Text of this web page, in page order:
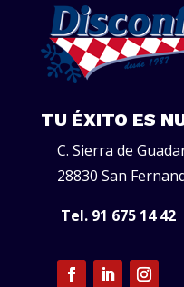
TU ÉXITO ES
C. Sierra de
28830 San
Tel. 91 675 14 42